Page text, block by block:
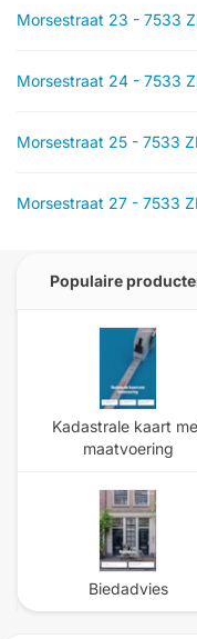
Morsestraat 23 - 7533
Morsestraat 24 - 7533
Morsestraat 25 - 7533
Morsestraat 27 - 7533
Populaire
Kadastrale kaart
maatvoering
Biedadvies